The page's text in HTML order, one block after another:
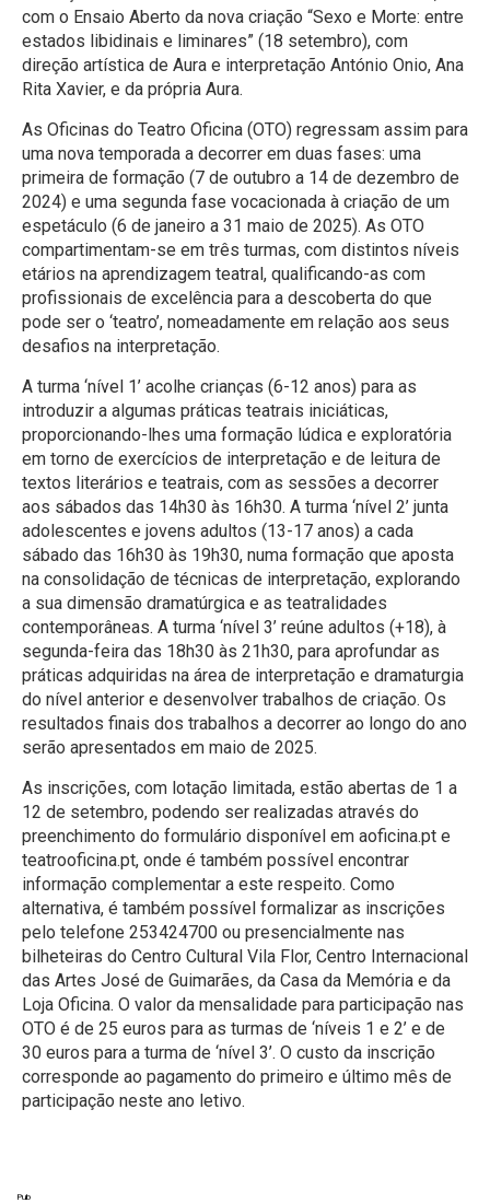
com o Ensaio Aberto da nova criação “Sexo e Morte: entre
estados libidinais e liminares” (18 setembro), com
direção artística de Aura e interpretação António Onio, Ana
Rita Xavier, e da própria Aura.
As Oficinas do Teatro Oficina (OTO) regressam assim para
uma nova temporada a decorrer em duas fases: uma
primeira de formação (7 de outubro a 14 de dezembro de
2024) e uma segunda fase vocacionada à criação de um
espetáculo (6 de janeiro a 31 maio de 2025). As OTO
compartimentam-se em três turmas, com distintos níveis
etários na aprendizagem teatral, qualificando-as com
profissionais de excelência para a descoberta do que
pode ser o ‘teatro’, nomeadamente em relação aos seus
desafios na interpretação.
A turma ‘nível 1’ acolhe crianças (6-12 anos) para as
introduzir a algumas práticas teatrais iniciáticas,
proporcionando-lhes uma formação lúdica e exploratória
em torno de exercícios de interpretação e de leitura de
textos literários e teatrais, com as sessões a decorrer
aos sábados das 14h30 às 16h30. A turma ‘nível 2’ junta
adolescentes e jovens adultos (13-17 anos) a cada
sábado das 16h30 às 19h30, numa formação que aposta
na consolidação de técnicas de interpretação, explorando
a sua dimensão dramatúrgica e as teatralidades
contemporâneas. A turma ‘nível 3’ reúne adultos (+18), à
segunda-feira das 18h30 às 21h30, para aprofundar as
práticas adquiridas na área de interpretação e dramaturgia
do nível anterior e desenvolver trabalhos de criação. Os
resultados finais dos trabalhos a decorrer ao longo do ano
serão apresentados em maio de 2025.
As inscrições, com lotação limitada, estão abertas de 1 a
12 de setembro, podendo ser realizadas através do
preenchimento do formulário disponível em aoficina.pt e
teatrooficina.pt, onde é também possível encontrar
informação complementar a este respeito. Como
alternativa, é também possível formalizar as inscrições
pelo telefone 253424700 ou presencialmente nas
bilheteiras do Centro Cultural Vila Flor, Centro Internacional
das Artes José de Guimarães, da Casa da Memória e da
Loja Oficina. O valor da mensalidade para participação nas
OTO é de 25 euros para as turmas de ‘níveis 1 e 2’ e de
30 euros para a turma de ‘nível 3’. O custo da inscrição
corresponde ao pagamento do primeiro e último mês de
participação neste ano letivo.
Pub